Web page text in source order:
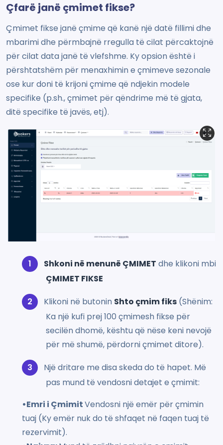
Çfarë janë çmimet fikse?
Çmimet fikse janë çmime që kanë një datë fillimi dhe
mbarimi dhe përmbajnë rregulla të cilat përcaktojnë
për cilat data janë të vlefshme. Ky opsion është i
përshtatshëm për menaxhimin e çmimeve sezonale
ose kur doni të krijoni çmime që ndjekin modele
specifike (p.sh., çmimet për qëndrime më të gjata,
ditë specifike të javës, etj).
Shkoni në menunë ÇMIMET dhe klikoni mbi
ÇMIMET FIKSE
Klikoni në butonin Shto çmim fiks (Shënim:
Ka një kufi prej 100 çmimesh fikse për
secilën dhomë, kështu që nëse keni nevojë
për më shumë, përdorni çmimet ditore).
Një dritare me disa skeda do të hapet. Më
pas mund të vendosni detajet e çmimit:
•Emri i ÇmimitVendosni një emër për çmimin
tuaj (Ky emër nuk do të shfaqet në faqen tuaj të
rezervimit).